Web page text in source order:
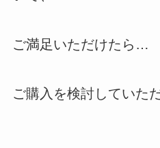
ご満足いただけたら…
ご購入を検討していた